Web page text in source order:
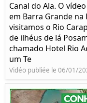
Canal do Ala. O
em Barra Grande na
visitamos o Rio
de ilhéus de lá
chamado Hotel Rio
um Te
Vidéo publiée le 06/01/